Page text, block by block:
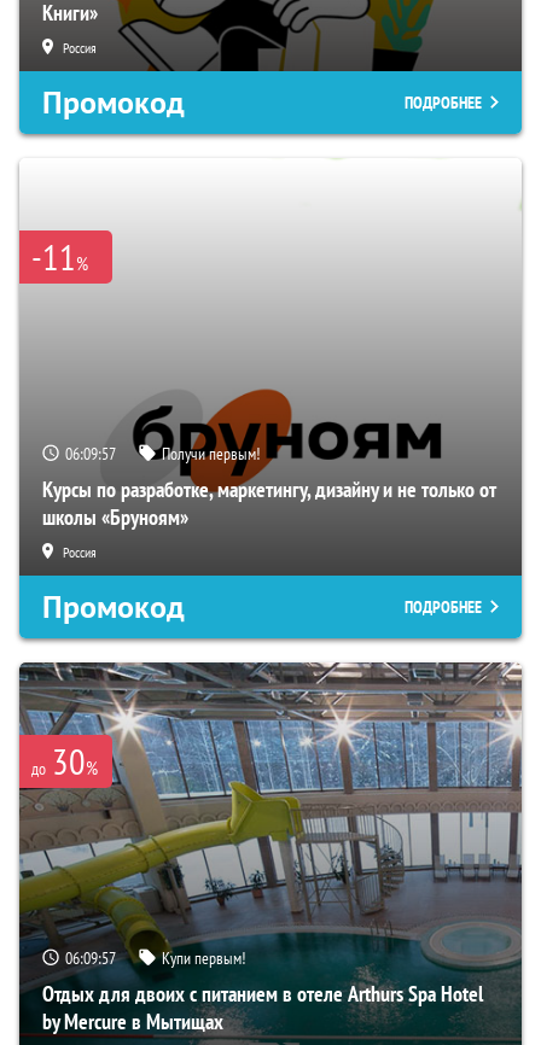
Книги»
Россия
Промокод ПОДРОБНЕЕ
-11%
06:09:56 Получи первым!
Курсы по разработке, маркетингу, дизайну и не только от
школы «Бруноям»
Россия
Промокод ПОДРОБНЕЕ
до 30%
06:09:56 Купи первым!
Отдых для двоих с питанием в отеле Arthurs Spa Hotel
by Mercure в Мытищах